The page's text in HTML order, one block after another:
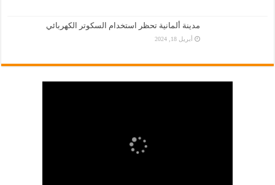
مدينة ألمانية تحظر استخدام السكوتر الكهربائي
أبريل 18, 2024